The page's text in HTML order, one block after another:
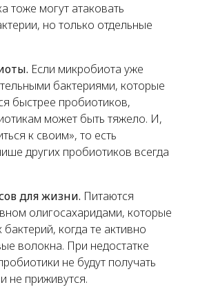
тоже могут атаковать
но только отдельные
Если микробиота уже
бактериями, которые
быстрее пробиотиков,
может быть тяжело. И,
к своим», то есть
других пробиотиков всегда
для жизни. Питаются
олигосахаридами, которые
когда те активно
волокна. При недостатке
не будут получать
не приживутся.